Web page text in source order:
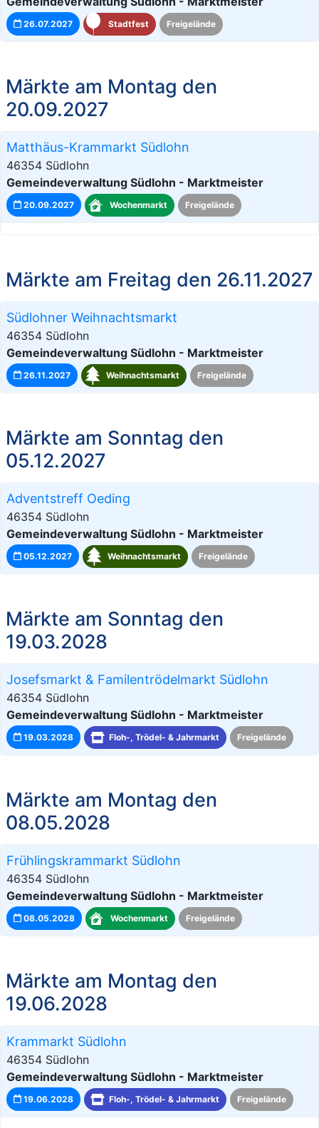
26.07.2027 Stadtfest Freigelände
Märkte am Montag den
20.09.2027
Matthäus-Krammarkt Südlohn
46354 Südlohn
Gemeindeverwaltung Südlohn - Marktmeister
20.09.2027 Wochenmarkt Freigelände
Märkte am Freitag den 26.11.2027
Südlohner Weihnachtsmarkt
46354 Südlohn
Gemeindeverwaltung Südlohn - Marktmeister
26.11.2027 Weihnachtsmarkt Freigelände
Märkte am Sonntag den
05.12.2027
Adventstreff Oeding
46354 Südlohn
Gemeindeverwaltung Südlohn - Marktmeister
05.12.2027 Weihnachtsmarkt Freigelände
Märkte am Sonntag den
19.03.2028
Josefsmarkt & Familentrödelmarkt Südlohn
46354 Südlohn
Gemeindeverwaltung Südlohn - Marktmeister
19.03.2028 Floh-, Trödel- & Jahrmarkt Freigelände
Märkte am Montag den
08.05.2028
Frühlingskrammarkt Südlohn
46354 Südlohn
Gemeindeverwaltung Südlohn - Marktmeister
08.05.2028 Wochenmarkt Freigelände
Märkte am Montag den
19.06.2028
Krammarkt Südlohn
46354 Südlohn
Gemeindeverwaltung Südlohn - Marktmeister
19.06.2028 Floh-, Trödel- & Jahrmarkt Freigelände